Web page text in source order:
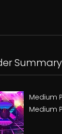
Summary
Medium
Medium